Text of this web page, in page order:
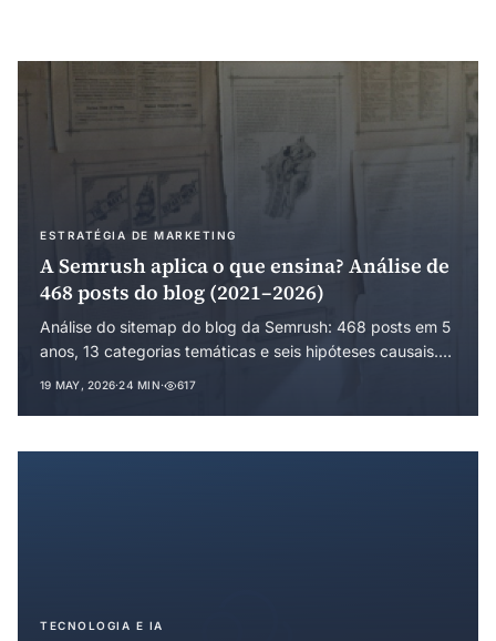
ESTRATÉGIA DE MARKETING
A Semrush aplica o que ensina? Análise de
468 posts do blog (2021–2026)
Análise do sitemap do blog da Semrush: 468 posts em 5
anos, 13 categorias temáticas e seis hipóteses causais.
não prática o que ensina.
19 MAY, 2026·24 MIN· 617
TECNOLOGIA E IA